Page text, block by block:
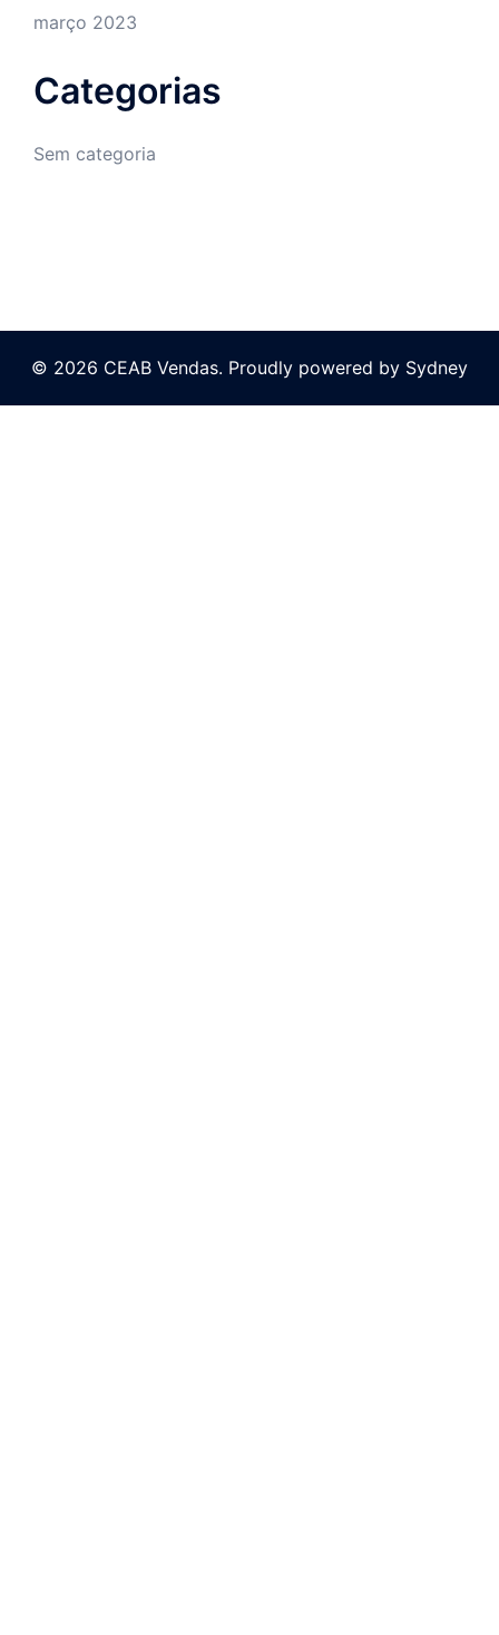
março 2023
Categorias
Sem categoria
© 2026 CEAB Vendas. Proudly powered by Sydney